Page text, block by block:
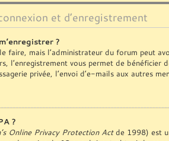
et d’enregistrement
?
faire, mais l’administrateur du forum peut
l’enregistrement vous permet de
privée, l’envoi d’e-mails aux autres
?
Online Privacy Protection Actde 1998) est